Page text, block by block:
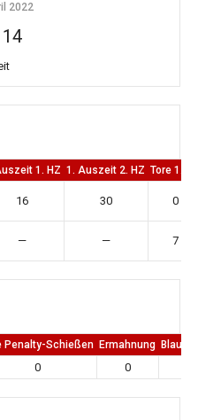
2022
14
1. HZ 1. Auszeit 2. HZ Tore 1.
16 30 0
— — 7
Penalty-Schießen Ermahnung Blaue
0 0